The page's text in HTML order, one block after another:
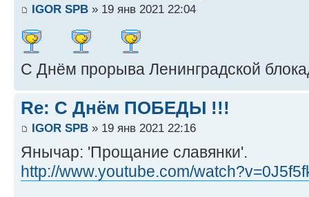
IGOR SPB » 19 янв 2021 22:04
С Днём прорыва Ленинградской
Re: С Днём ПОБЕДЫ !!!
IGOR SPB » 19 янв 2021 22:16
Янычар: 'Прощание славянки'.
http://www.youtube.com/